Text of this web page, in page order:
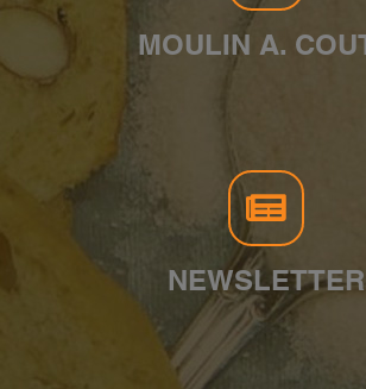
MOULIN A.
NEWSLETTER